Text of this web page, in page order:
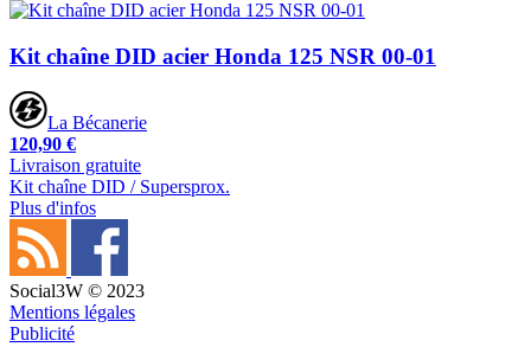
Kit chaîne DID acier Honda 125 NSR 00-01
La Bécanerie
120,90 €
Livraison gratuite
Kit chaîne DID / Supersprox.
Plus d'infos
Social3W © 2023
Mentions légales
Publicité